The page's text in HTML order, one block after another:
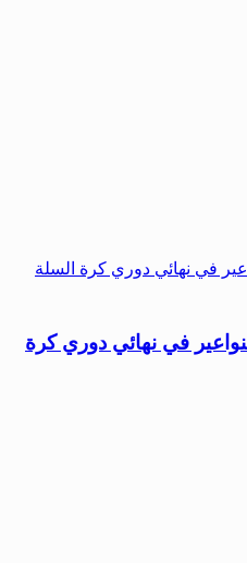
في نهائي دوري كرة